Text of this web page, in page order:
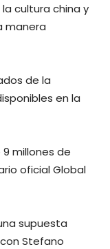
cultura china y
manera
de la
en la
millones de
oficial Global
supuesta
Stefano